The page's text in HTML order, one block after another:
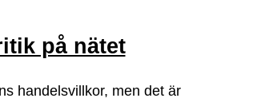
på nätet
handelsvillkor, men det är